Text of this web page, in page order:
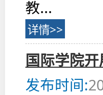
教...
详情>>
国际学院
发布时间: